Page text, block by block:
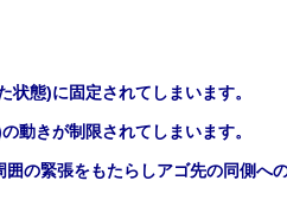
状態)に固定されてしまいます。
の動きが制限されてしまいます。
の緊張をもたらしアゴ先の同側